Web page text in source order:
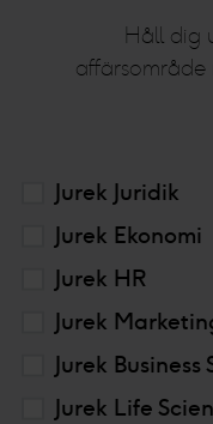
Håll dig
affärsområde
Jurek Juridik
Jurek Ekonomi
Jurek HR
Jurek
Jurek Business
Jurek Life